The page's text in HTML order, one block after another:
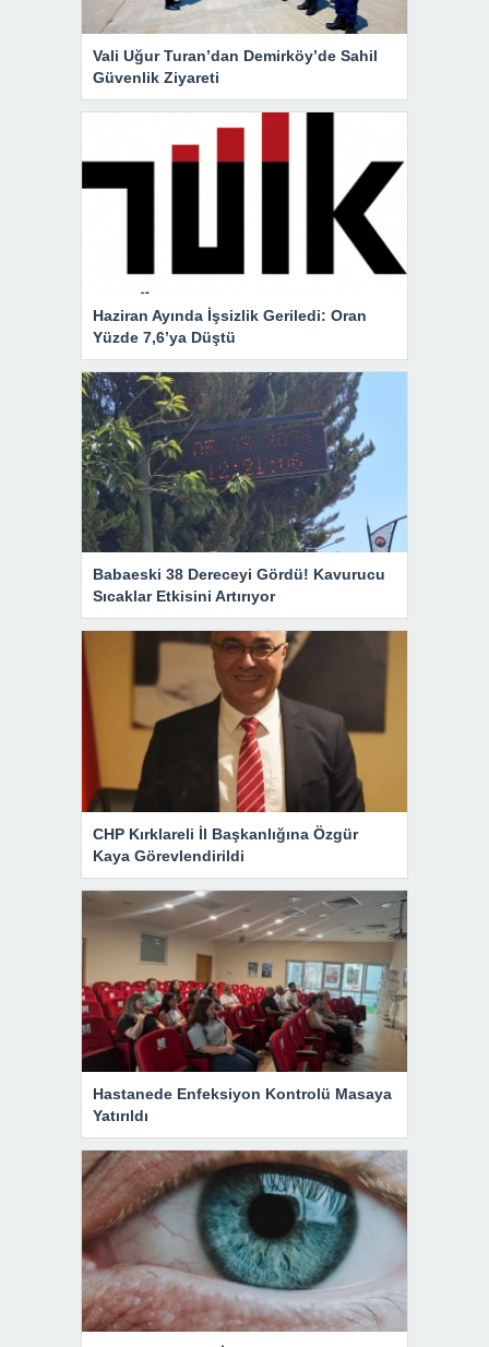
Vali Uğur Turan’dan Demirköy’de Sahil
Güvenlik Ziyareti
Haziran Ayında İşsizlik Geriledi: Oran
Yüzde 7,6’ya Düştü
Babaeski 38 Dereceyi Gördü! Kavurucu
Sıcaklar Etkisini Artırıyor
CHP Kırklareli İl Başkanlığına Özgür
Kaya Görevlendirildi
Hastanede Enfeksiyon Kontrolü Masaya
Yatırıldı